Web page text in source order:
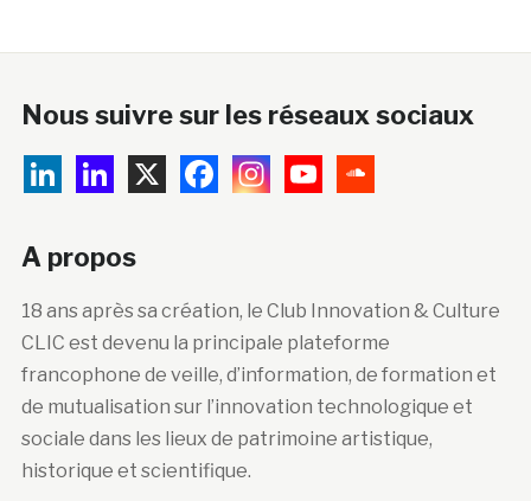
Nous suivre sur les réseaux sociaux
A propos
18 ans après sa création, le Club Innovation & Culture
CLIC est devenu la principale plateforme
francophone de veille, d’information, de formation et
de mutualisation sur l’innovation technologique et
sociale dans les lieux de patrimoine artistique,
historique et scientifique.